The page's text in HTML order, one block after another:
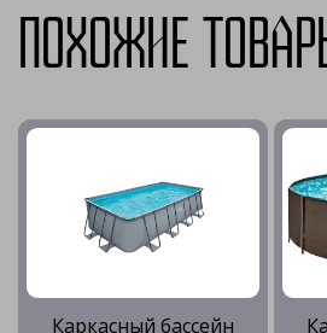
Похожие
Каркасный бассейн